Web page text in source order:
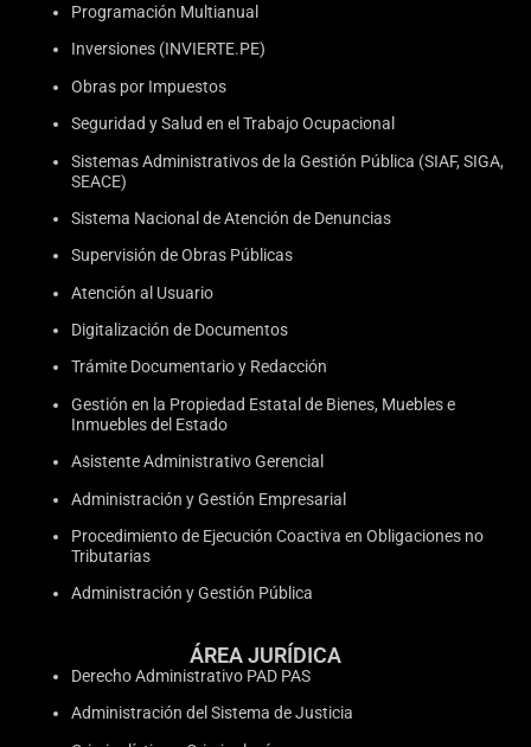
Programación Multianual
Inversiones (INVIERTE.PE)
Obras por Impuestos
Seguridad y Salud en el Trabajo Ocupacional
Sistemas Administrativos de la Gestión Pública (SIAF, SIGA,
SEACE)
Sistema Nacional de Atención de Denuncias
Supervisión de Obras Públicas
Atención al Usuario
Digitalización de Documentos
Trámite Documentario y Redacción
Gestión en la Propiedad Estatal de Bienes, Muebles e
Inmuebles del Estado
Asistente Administrativo Gerencial
Administración y Gestión Empresarial
Procedimiento de Ejecución Coactiva en Obligaciones no
Tributarias
Administración y Gestión Pública
ÁREA JURÍDICA
Derecho Administrativo PAD PAS
Administración del Sistema de Justicia